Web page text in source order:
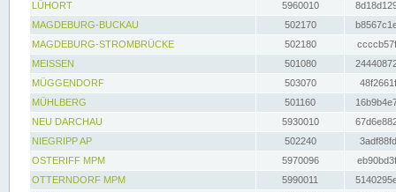
LÜHORT
5960010
MAGDEBURG-BUCKAU
502170
MAGDEBURG-STROMBRÜCKE
502180
MEISSEN
501080
MÜGGENDORF
503070
MÜHLBERG
501160
NEU DARCHAU
5930010
NIEGRIPP AP
502240
OSTERIFF MPM
5970096
OTTERNDORF MPM
5990011